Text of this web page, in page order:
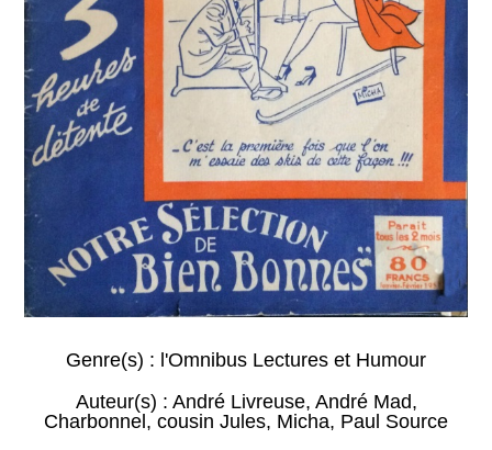
Genre(s) : l'Omnibus Lectures et Humour
Auteur(s) : André Livreuse, André Mad,
Charbonnel, cousin Jules, Micha, Paul Source